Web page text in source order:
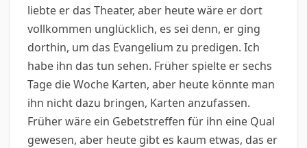
liebte er das Theater, aber heute wäre er dort
vollkommen unglücklich, es sei denn, er ging
dorthin, um das Evangelium zu predigen. Ich
habe ihn das tun sehen. Früher spielte er sechs
Tage die Woche Karten, aber heute könnte man
ihn nicht dazu bringen, Karten anzufassen.
Früher wäre ein Gebetstreffen für ihn eine Qual
gewesen, aber heute gibt es kaum etwas, das er